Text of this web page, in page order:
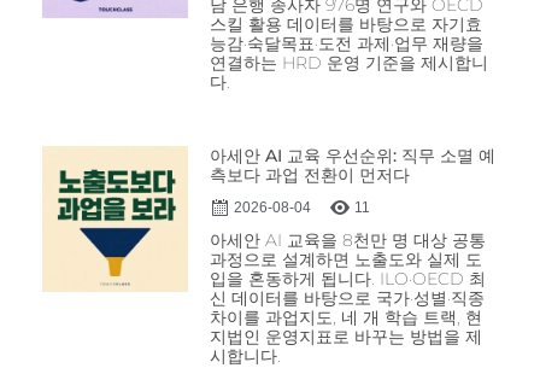
남 은행 종사자 976명 연구와 OECD
스킬 활용 데이터를 바탕으로 자기효
능감·숙달목표·도전 과제·업무 재량을
연결하는 HRD 운영 기준을 제시합니
다.
아세안 AI 교육 우선순위: 직무 소멸 예
측보다 과업 전환이 먼저다
2026-08-04 11
아세안 AI 교육을 8천만 명 대상 공통
과정으로 설계하면 노출도와 실제 도
입을 혼동하게 됩니다. ILO·OECD 최
신 데이터를 바탕으로 국가·성별·직종
차이를 과업지도, 네 개 학습 트랙, 현
지법인 운영지표로 바꾸는 방법을 제
시합니다.